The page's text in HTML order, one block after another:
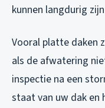
kunnen langdurig
Vooral platte daken
als de afwatering
inspectie na een
staat van uw dak